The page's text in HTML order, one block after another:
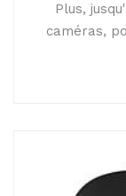
Plus,
caméras,